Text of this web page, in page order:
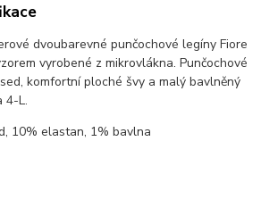
dvoubarevné punčochové legíny Fiore
vyrobené z mikrovlákna. Punčochové
komfortní ploché švy a malý bavlněný
4-L.
10% elastan, 1% bavlna